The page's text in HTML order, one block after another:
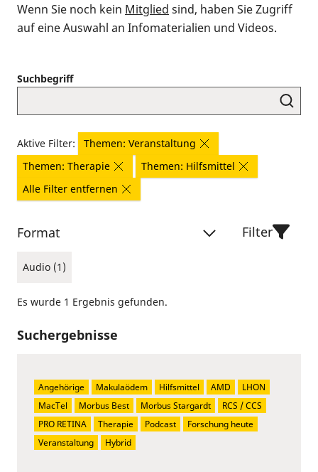
Wenn Sie noch kein Mitglied sind, haben Sie Zugriff
auf eine Auswahl an Infomaterialien und Videos.
Suchbegriff
Aktive Filter:
Themen: Veranstaltung
Themen: Therapie
Themen: Hilfsmittel
Alle Filter entfernen
Format
Audio (1)
Filter
Es wurde 1 Ergebnis gefunden.
Suchergebnisse
Angehörige Makulaödem Hilfsmittel AMD
LHON
MacTel
Morbus Best Morbus Stargardt
RCS / CCS
PRO RETINA
Therapie Podcast
Forschung heute
Veranstaltung
Hybrid